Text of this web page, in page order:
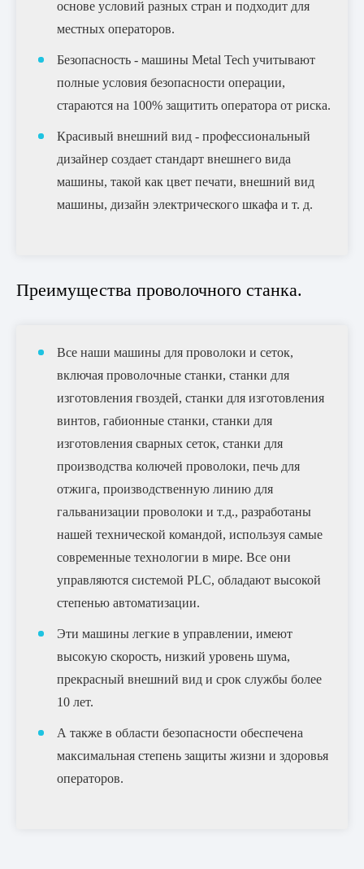
основе условий разных стран и подходит для
местных операторов.
Безопасность - машины Metal Tech учитывают
полные условия безопасности операции,
стараются на 100% защитить оператора от риска.
Красивый внешний вид - профессиональный
дизайнер создает стандарт внешнего вида
машины, такой как цвет печати, внешний вид
машины, дизайн электрического шкафа и т. д.
Преимущества проволочного станка.
Все наши машины для проволоки и сеток,
включая проволочные станки, станки для
изготовления гвоздей, станки для изготовления
винтов, габионные станки, станки для
изготовления сварных сеток, станки для
производства колючей проволоки, печь для
отжига, производственную линию для
гальванизации проволоки и т.д., разработаны
нашей технической командой, используя самые
современные технологии в мире. Все они
управляются системой PLC, обладают высокой
степенью автоматизации.
Эти машины легкие в управлении, имеют
высокую скорость, низкий уровень шума,
прекрасный внешний вид и срок службы более
10 лет.
А также в области безопасности обеспечена
максимальная степень защиты жизни и здоровья
операторов.